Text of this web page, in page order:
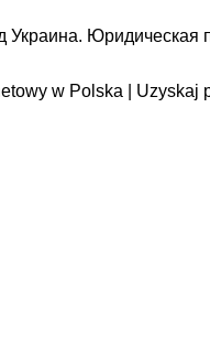
Украина.
w Polska | Uzyskaj